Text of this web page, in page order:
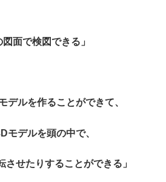
図面で検図できる」
デルを作ることができて、
モデルを頭の中で、
させたりすることができる」